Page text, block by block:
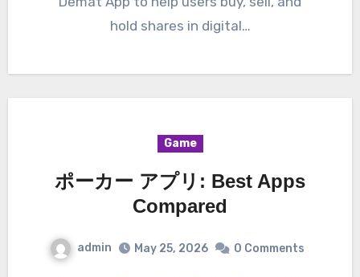
hold shares in digital…
Game
ポーカー アプリ: Best Apps
Compared
admin May 25, 2026 0 Comments